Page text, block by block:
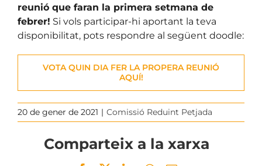
reunió que faran la primera setmana de
febrer! Si vols participar-hi aportant la teva
disponibilitat, pots respondre al següent doodle:
VOTA QUIN DIA FER LA PROPERA REUNIÓ
AQUÍ!
20 de gener de 2021 | Comissió Reduint Petjada
Comparteix a la xarxa